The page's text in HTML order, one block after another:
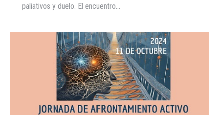
paliativos y duelo. El encuentro…